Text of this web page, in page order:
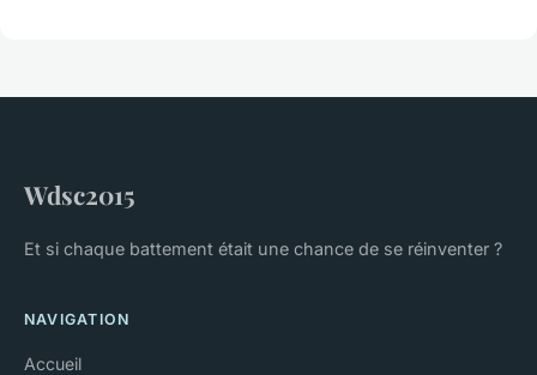
Wdsc2015
Et si chaque battement était une chance de se réinventer ?
NAVIGATION
Accueil